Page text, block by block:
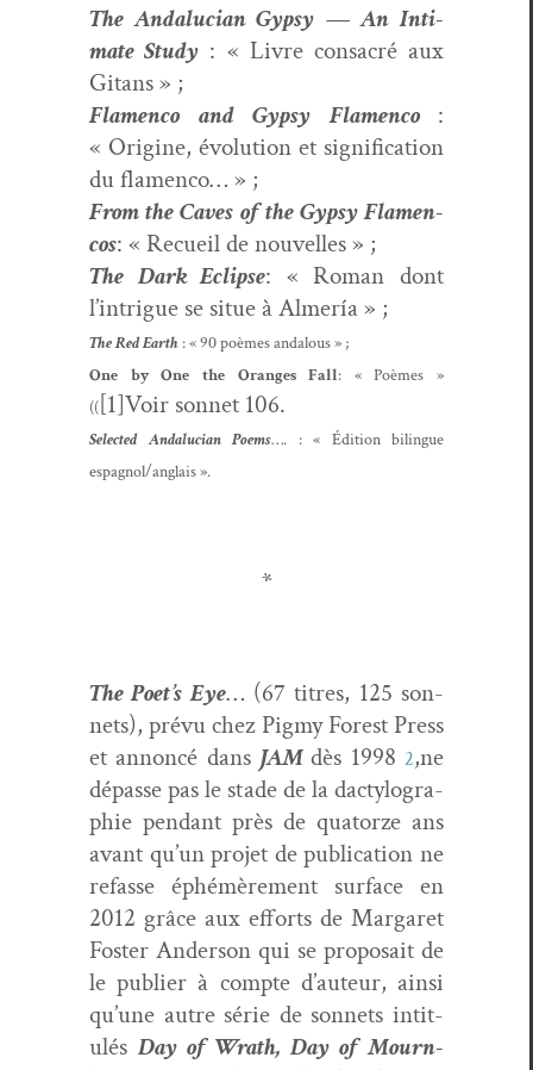
The Andalu­cian Gyp­sy — An Inti­
mate Study : « Livre con­sacré aux
Gitans » ;
Fla­men­co and Gyp­sy Fla­men­co :
« Orig­ine, évo­lu­tion et sig­ni­fi­ca­tion
du flamenco… » ;
From the Caves of the Gyp­sy Fla­men­
cos: « Recueil de nouvelles » ;
The Dark Eclipse: « Roman dont
l’intrigue se situe à Almería » ;
The Red Earth : « 90 poèmes andalous » ;
One by One the Oranges Fall: « Poèmes »
(([1]Voir son­net 106.
Select­ed Andalu­cian Poems…. : « Édi­tion bilingue
espagnol/anglais ».
*
The Poet’s Eye… (67 titres, 125 son­
nets), prévu chez Pigmy For­est Press
et annon­cé dans JAMdès 1998 2,ne
dépasse pas le stade de la dacty­lo­gra­
phie pen­dant près de qua­torze ans
avant qu’un pro­jet de pub­li­ca­tion ne
refasse éphémère­ment sur­face en
2012 grâce aux efforts de Mar­garet
Fos­ter Ander­son qui se pro­po­sait de
le pub­li­er à compte d’auteur, ain­si
qu’une autre série de son­nets inti­t­
ulés Day of Wrath, Day of Mourn­